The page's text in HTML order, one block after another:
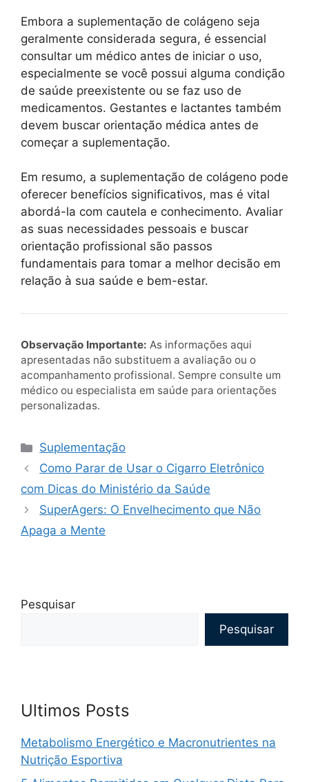
Embora a suplementação de colágeno seja
geralmente considerada segura, é essencial
consultar um médico antes de iniciar o uso,
especialmente se você possui alguma condição
de saúde preexistente ou se faz uso de
medicamentos. Gestantes e lactantes também
devem buscar orientação médica antes de
começar a suplementação.
Em resumo, a suplementação de colágeno pode
oferecer benefícios significativos, mas é vital
abordá-la com cautela e conhecimento. Avaliar
as suas necessidades pessoais e buscar
orientação profissional são passos
fundamentais para tomar a melhor decisão em
relação à sua saúde e bem-estar.
Observação Importante: As informações aqui
apresentadas não substituem a avaliação ou o
acompanhamento profissional. Sempre consulte um
médico ou especialista em saúde para orientações
personalizadas.
Categorias
Suplementação
Como Parar de Usar o Cigarro Eletrônico
com Dicas do Ministério da Saúde
SuperAgers: O Envelhecimento que Não
Apaga a Mente
Pesquisar
Pesquisar
Ultimos Posts
Metabolismo Energético e Macronutrientes na
Nutrição Esportiva